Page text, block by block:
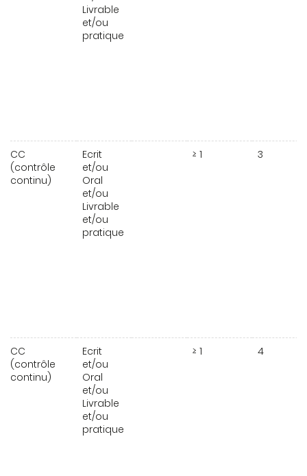
Livrable
et/ou
pratique
CC
(contrôle
continu)
Ecrit
et/ou
Oral
et/ou
Livrable
et/ou
pratique
≥ 1 3
CC
(contrôle
continu)
Ecrit
et/ou
Oral
et/ou
Livrable
et/ou
pratique
≥ 1 4